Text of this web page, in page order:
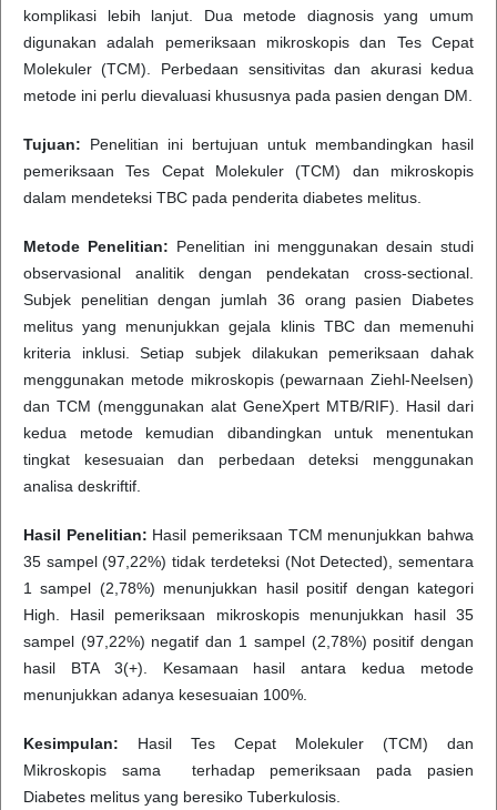
komplikasi lebih lanjut. Dua metode diagnosis yang umum
digunakan adalah pemeriksaan mikroskopis dan Tes Cepat
Molekuler (TCM). Perbedaan sensitivitas dan akurasi kedua
metode ini perlu dievaluasi khususnya pada pasien dengan DM.
Tujuan: Penelitian ini bertujuan untuk membandingkan hasil
pemeriksaan Tes Cepat Molekuler (TCM) dan mikroskopis
dalam mendeteksi TBC pada penderita diabetes melitus.
Metode Penelitian: Penelitian ini menggunakan desain studi
observasional analitik dengan pendekatan cross-sectional.
Subjek penelitian dengan jumlah 36 orang pasien Diabetes
melitus yang menunjukkan gejala klinis TBC dan memenuhi
kriteria inklusi. Setiap subjek dilakukan pemeriksaan dahak
menggunakan metode mikroskopis (pewarnaan Ziehl-Neelsen)
dan TCM (menggunakan alat GeneXpert MTB/RIF). Hasil dari
kedua metode kemudian dibandingkan untuk menentukan
tingkat kesesuaian dan perbedaan deteksi menggunakan
analisa deskriftif.
Hasil Penelitian: Hasil pemeriksaan TCM menunjukkan bahwa
35 sampel (97,22%) tidak terdeteksi (Not Detected), sementara
1 sampel (2,78%) menunjukkan hasil positif dengan kategori
High. Hasil pemeriksaan mikroskopis menunjukkan hasil 35
sampel (97,22%) negatif dan 1 sampel (2,78%) positif dengan
hasil BTA 3(+). Kesamaan hasil antara kedua metode
menunjukkan adanya kesesuaian 100%.
Kesimpulan: Hasil Tes Cepat Molekuler (TCM) dan
Mikroskopis sama terhadap pemeriksaan pada pasien
Diabetes melitus yang beresiko Tuberkulosis.